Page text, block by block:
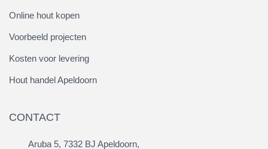
Online hout kopen
Voorbeeld projecten
Kosten voor levering
Hout handel Apeldoorn
CONTACT
Aruba 5, 7332 BJ Apeldoorn,